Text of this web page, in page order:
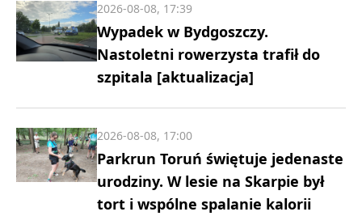
Wypadek w Bydgoszczy.
Nastoletni rowerzysta trafił do
szpitala [aktualizacja]
2026-08-08, 17:39
Parkrun Toruń świętuje jedenaste
urodziny. W lesie na Skarpie był
tort i wspólne spalanie kalorii
2026-08-08, 17:00